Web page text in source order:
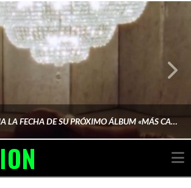
BAD GYAL ANUNCIA LA FECHA DE SU PRÓXIMO ÁLBUM «MÁS CARA»